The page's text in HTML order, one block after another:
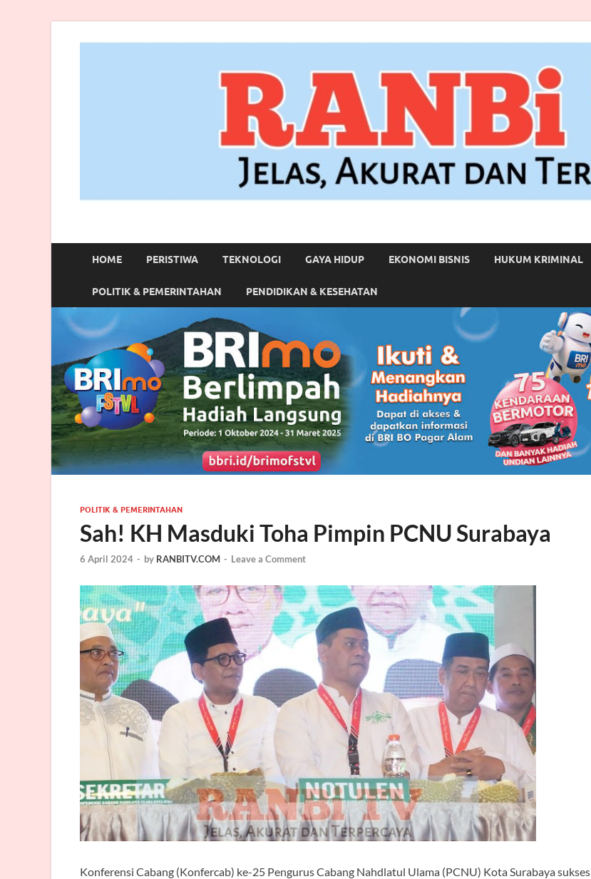
RANBITV.COM
HOME PERISTIWA TEKNOLOGI GAYA HIDUP EKONOMI BISNIS HUKUM KRIMINAL
POLITIK & PEMERINTAHAN PENDIDIKAN & KESEHATAN
POLITIK & PEMERINTAHAN
Sah! KH Masduki Toha Pimpin PCNU Surabaya
6 April 2024 - by RANBITV.COM - Leave a Comment
Konferensi Cabang (Konfercab) ke-25 Pengurus Cabang Nahdlatul Ulama (PCNU) Kota Surabaya sukses